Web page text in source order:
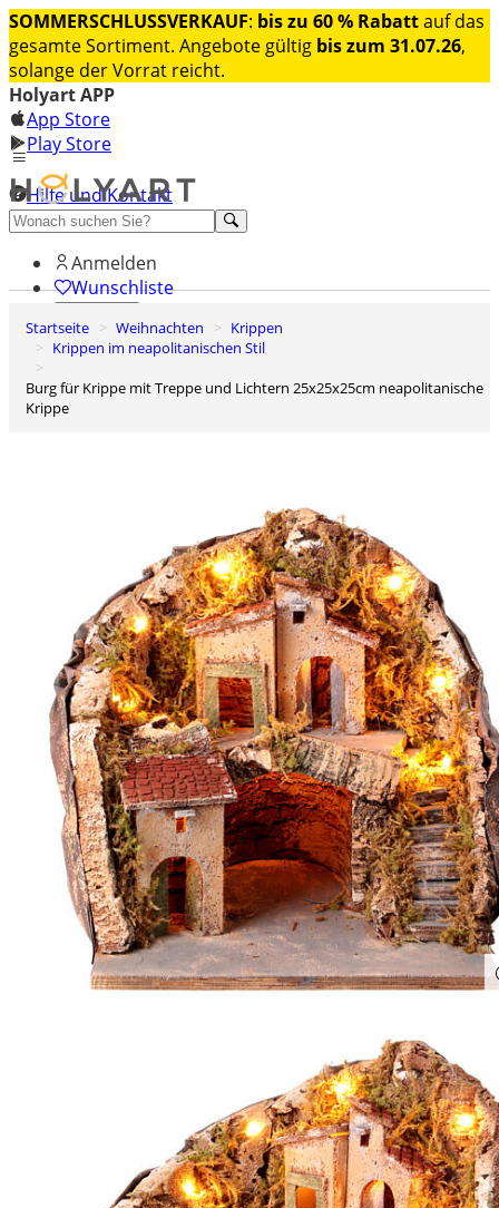
SOMMERSCHLUSSVERKAUF: bis zu 60 % Rabattauf das
gesamte Sortiment. Angebote gültig bis zum 31.07.26,
solange der Vorrat reicht.
Holyart APP
App Store
Play Store
Hilfe und Kontakt
Entdecken Sie Premium
Anmelden
Wunschliste
0
Warenkorb
Startseite Weihnachten
Krippen
Krippen im neapolitanischen Stil
Burg für Krippe mit Treppe und Lichtern 25x25x25cm neapolitanische
Krippe